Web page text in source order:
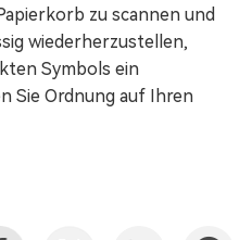
zu scannen und
wiederherzustellen,
Symbols ein
Sie Ordnung auf Ihren